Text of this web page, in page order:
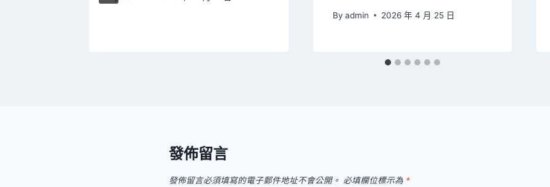
By admin 2026 年 4 月 25 日
發佈留言
發佈留言必須填寫的電子郵件地址不會公開。 必填欄位標示為 *